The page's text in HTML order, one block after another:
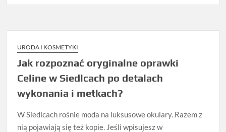
URODA I KOSMETYKI
Jak rozpoznać oryginalne oprawki
Celine w Siedlcach po detalach
wykonania i metkach?
W Siedlcach rośnie moda na luksusowe okulary. Razem z
nią pojawiają się też kopie. Jeśli wpisujesz w